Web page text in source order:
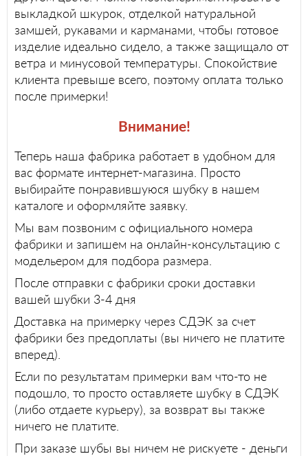
выкладкой шкурок, отделкой натуральной
замшей, рукавами и карманами, чтобы готовое
изделие идеально сидело, а также защищало от
ветра и минусовой температуры. Спокойствие
клиента превыше всего, поэтому оплата только
после примерки!
Внимание!
Теперь наша фабрика работает в удобном для
вас формате интернет-магазина. Просто
выбирайте понравившуюся шубку в нашем
каталоге и оформляйте заявку.
Мы вам позвоним с официального номера
фабрики и запишем на онлайн-консультацию с
модельером для подбора размера.
После отправки с фабрики сроки доставки
вашей шубки 3-4 дня
Доставка на примерку через СДЭК за счет
фабрики без предоплаты (вы ничего не платите
вперед).
Если по результатам примерки вам что-то не
подошло, то просто оставляете шубку в СДЭК
(либо отдаете курьеру), за возврат вы также
ничего не платите.
При заказе шубы вы ничем не рискуете - деньги